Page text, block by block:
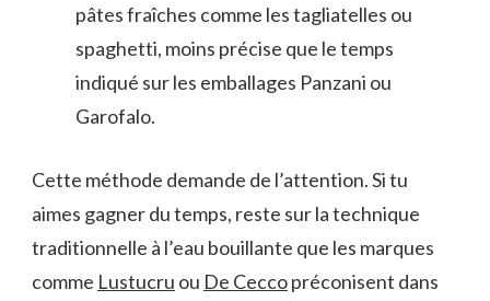
pâtes fraîches comme les tagliatelles ou
spaghetti, moins précise que le temps
indiqué sur les emballages Panzani ou
Garofalo.
Cette méthode demande de l’attention. Si tu
aimes gagner du temps, reste sur la technique
traditionnelle à l’eau bouillante que les marques
comme Lustucru ou De Ceccopréconisent dans